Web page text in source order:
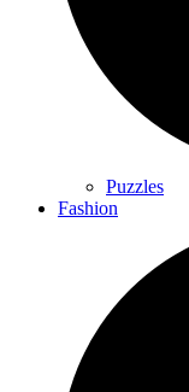
Puzzles
Fashion